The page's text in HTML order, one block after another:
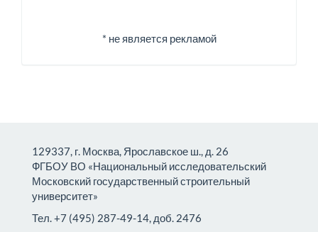
* не является рекламой
129337, г. Москва, Ярославское ш., д. 26
ФГБОУ ВО «Национальный исследовательский
Московский государственный строительный
университет»
Тел. +7 (495) 287-49-14, доб. 2476